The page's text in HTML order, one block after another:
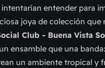
entender para
joya de colección que
Club - Buena Vista
un ensamble que una
un ambiente tropical y